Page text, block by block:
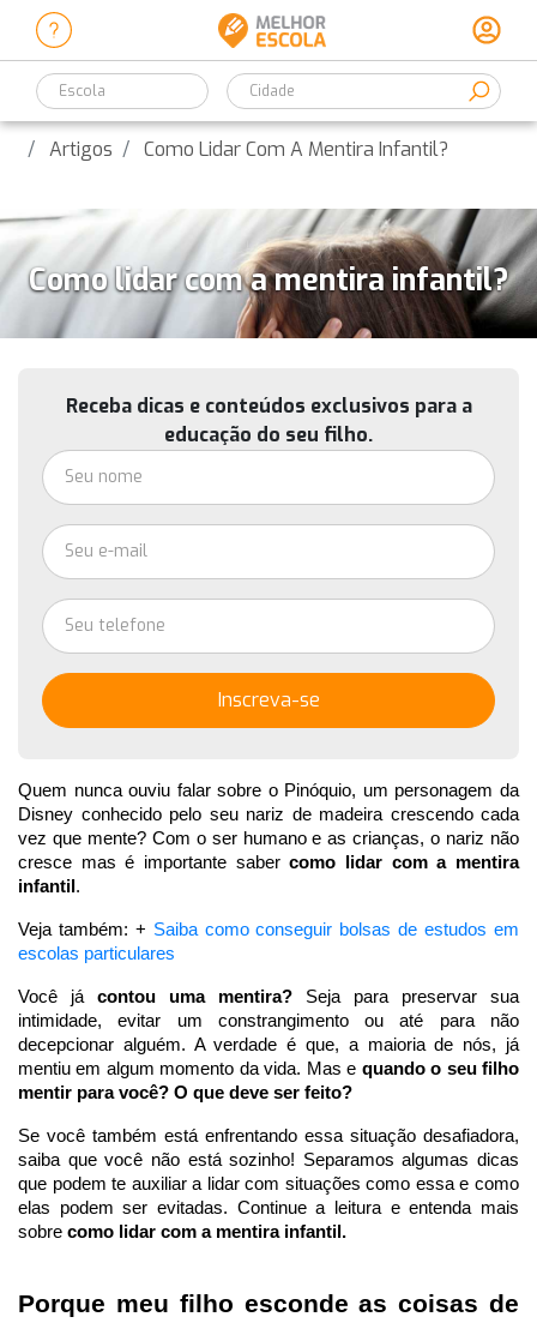
Escola
Artigos Como Lidar Com A Mentira Infantil?
Como lidar com a mentira infantil?
Receba dicas e conteúdos exclusivos para a
educação do seu filho.
Inscreva-se
Quem nunca ouviu falar sobre o Pinóquio, um personagem da
Disney conhecido pelo seu nariz de madeira crescendo cada
vez que mente? Com o ser humano e as crianças, o nariz não
cresce mas é importante saber como lidar com a mentira
infantil .
Veja também: + Saiba como conseguir bolsas de estudos em
escolas particulares
Você já contou uma mentira? Seja para preservar sua
intimidade, evitar um constrangimento ou até para não
decepcionar alguém. A verdade é que, a maioria de nós, já
mentiu em algum momento da vida. Mas e quando o seu filho
mentir para você? O que deve ser feito?
Se você também está enfrentando essa situação desafiadora,
saiba que você não está sozinho! Separamos algumas dicas
que podem te auxiliar a lidar com situações como essa e como
elas podem ser evitadas. Continue a leitura e entenda mais
sobre como lidar com a mentira infantil.
Porque meu filho esconde as coisas de